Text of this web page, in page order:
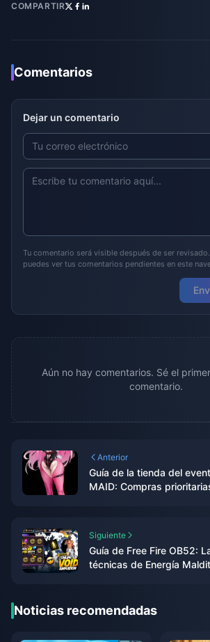
COMPARTIR
Comentarios
Dejar un comentario
Tu comentario será visible después de ser
puedes ver tus comentarios pendientes en este
Aún no hay comentarios. Sé el
comentario.
Anterior
Guía de la tienda del
MAID: Compras
Siguiente
Guía de Free Fire OB52:
técnicas de Energía
Noticias recomendadas